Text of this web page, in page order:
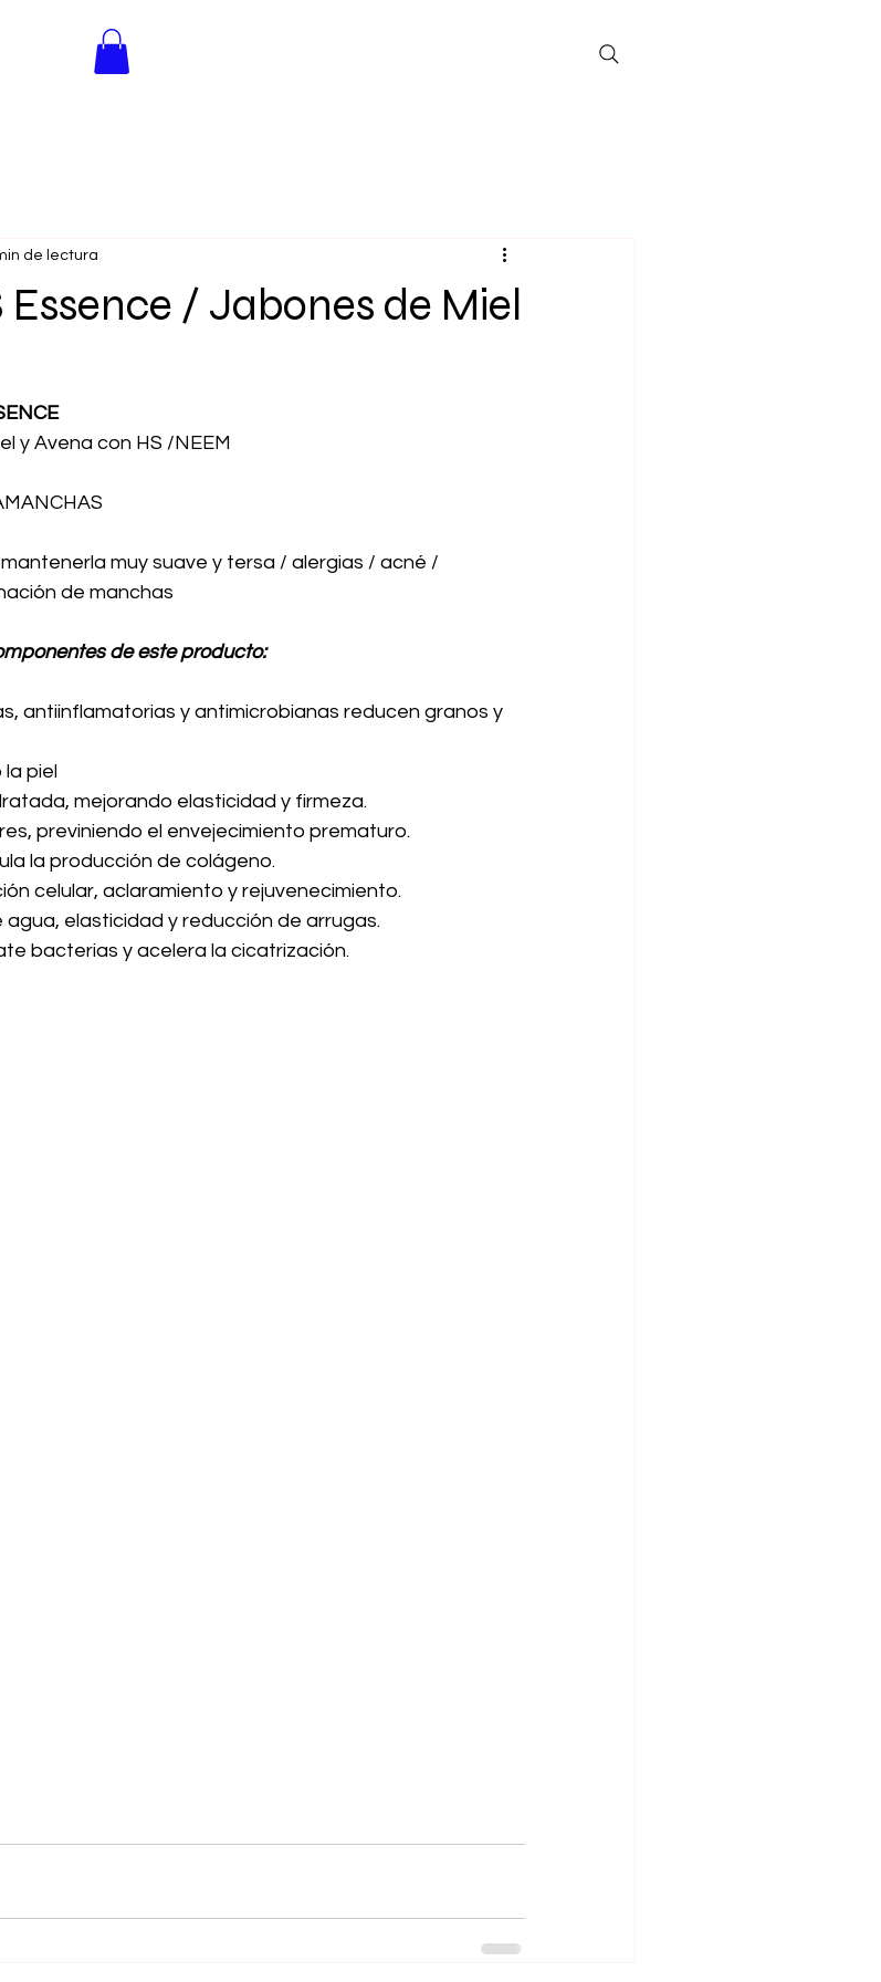
Essence / Jabones de Miel
de lectura
y Avena con HS /NEEM
muy suave y tersa / alergias / acné /
de manchas
de este producto:
antiinflamatorias y antimicrobianas reducen granos y
piel
mejorando elasticidad y firmeza.
previniendo el envejecimiento prematuro.
la producción de colágeno.
celular, aclaramiento y rejuvenecimiento.
elasticidad y reducción de arrugas.
bacterias y acelera la cicatrización.